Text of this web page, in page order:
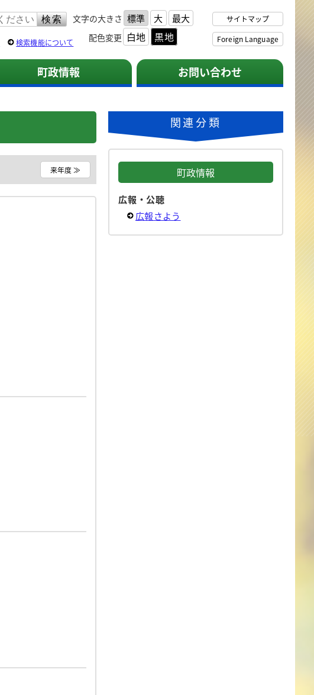
文字の大きさ 標準 大 最大
配色変更 白地 黒地
サイトマップ
Foreign Language
検索機能について
町政情報 お問い合わせ
来年度 ≫
関連分類
町政情報
広報・公聴
広報さよう